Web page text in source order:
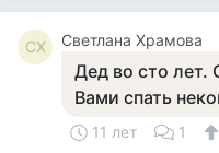
СХ Светлана Храмова
Дед во сто лет.
Вами спать
11 лет 1